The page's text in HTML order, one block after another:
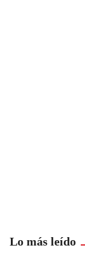
Lo más leído